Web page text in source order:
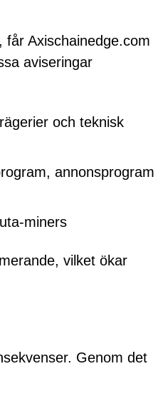
får Axischainedge.com
aviseringar
och teknisk
annonsprogram
miners
vilket ökar
Genom det